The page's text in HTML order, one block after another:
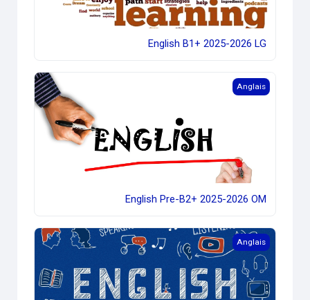
English B1+ 2025-2026 LG
English Pre-B2+ 2025-2026 OM
Anglais
English Pre-B2+ 2025-2026 OM
English Pre-B2 2025-2026 LG
Anglais